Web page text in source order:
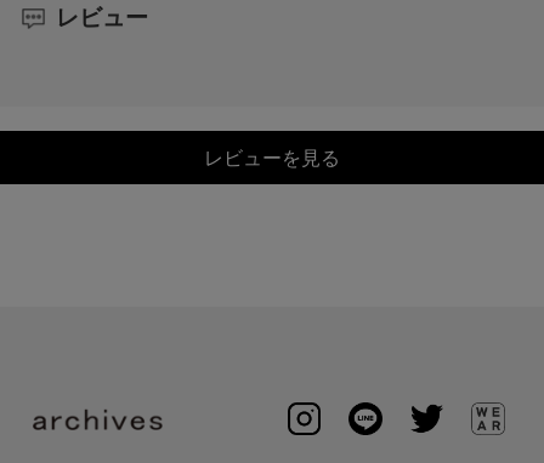
レビュー
レビューを見る